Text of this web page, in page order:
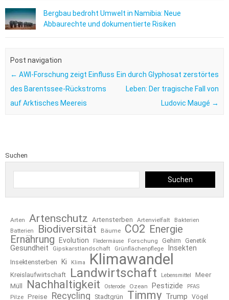
Bergbau bedroht Umwelt in Namibia: Neue
Abbaurechte und dokumentierte Risiken
Post navigation
← AWI-Forschung zeigt Einfluss
des Barentssee-Rückstroms
auf Arktisches Meereis
Ein durch Glyphosat zerstörtes
Leben: Der tragische Fall von
Ludovic Maugé →
Suchen
Suchen
Arten Artenschutz Artensterben Artenvielfalt
Bakterien
Batterien
Biodiversität Bäume CO2 Energie
Ernährung
Evolution Fledermäuse Forschung Gehirn Genetik
Gesundheit Gipskarstlandschaft Grünflächenpflege Insekten
Insektensterben Ki Klima Klimawandel
Kreislaufwirtschaft Landwirtschaft Lebensmittel
Meer
Müll
Nachhaltigkeit Osterode Ozean Pestizide PFAS
Pilze Preise Recycling Stadtgrün Timmy Trump Vögel